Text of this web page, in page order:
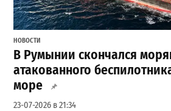
НОВОСТИ
В Румынии скончался
атакованного
море
23-07-2026 в 21:34